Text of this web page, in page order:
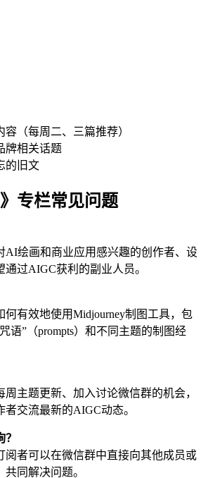
容（每周二、三篇推荐）
牌相关话题
的旧文
专栏常见问题
AI绘画和商业应用感兴趣的创作者、设
通过AIGC获利的副业人员。
何有效地使用Midjourney制图工具，包
语”（prompts）和不同主题的制图经
周主题更新、加入讨论微信群的机会，
者交流最新的AIGC动态。
阅者可以在微信群中直接向其他成员或
同解决问题。